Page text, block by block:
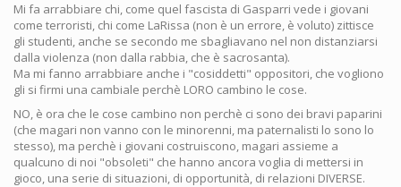
Mi fa arrabbiare chi, come quel fascista di Gasparri vede i giovani
come terroristi, chi come LaRissa (non è un errore, è voluto) zittisce
gli studenti, anche se secondo me sbagliavano nel non distanziarsi
dalla violenza (non dalla rabbia, che è sacrosanta).
Ma mi fanno arrabbiare anche i "cosiddetti" oppositori, che vogliono
gli si firmi una cambiale perchè LORO cambino le cose.
NO, è ora che le cose cambino non perchè ci sono dei bravi paparini
(che magari non vanno con le minorenni, ma paternalisti lo sono lo
stesso), ma perchè i giovani costruiscono, magari assieme a
qualcuno di noi "obsoleti" che hanno ancora voglia di mettersi in
gioco, una serie di situazioni, di opportunità, di relazioni DIVERSE.